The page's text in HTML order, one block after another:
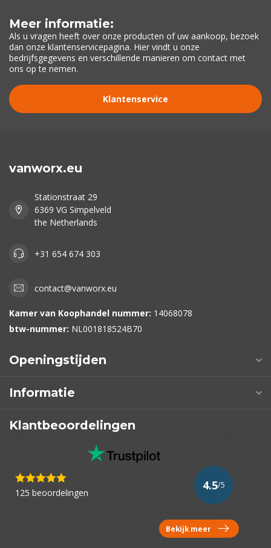
Meer informatie:
Als u vragen heeft over onze producten of uw aankoop, bezoek
dan onze klantenservicepagina. Hier vindt u onze
bedrijfsgegevens en verschillende manieren om contact met
ons op te nemen.
Klantenservice
vanworx.eu
Stationstraat 29
6369 VG Simpelveld
the Netherlands
+31 654 674 303
contact@vanworx.eu
Kamer van Koophandel nummer: 14068078
btw-nummer: NL001818524B70
Openingstijden
Informatie
Klantbeoordelingen
125 beoordelingen
4.5/5
Bekijk meer